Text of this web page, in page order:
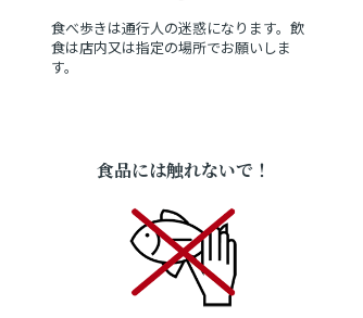
食べ歩きは通行人の迷惑になります。飲
食は店内又は指定の場所でお願いしま
す。
食品には触れないで！